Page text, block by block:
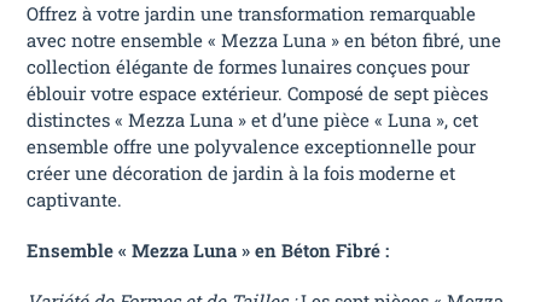
Offrez à votre jardin une transformation remarquable
avec notre ensemble « Mezza Luna » en béton fibré, une
collection élégante de formes lunaires conçues pour
éblouir votre espace extérieur. Composé de sept pièces
distinctes « Mezza Luna » et d’une pièce « Luna », cet
ensemble offre une polyvalence exceptionnelle pour
créer une décoration de jardin à la fois moderne et
captivante.
Ensemble « Mezza Luna » en Béton Fibré :